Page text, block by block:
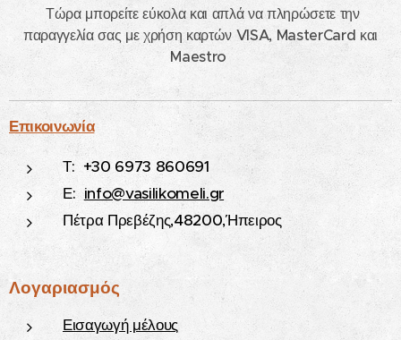
Τώρα μπορείτε εύκολα και απλά να πληρώσετε την
παραγγελία σας με χρήση καρτών VISA, MasterCard και
Maestro
Επικοινωνία
Τ: +30 6973 860691
Ε: info@vasilikomeli.gr
Πέτρα Πρεβέζης,48200,Ήπειρος
Λογαριασμός
Εισαγωγή μέλους